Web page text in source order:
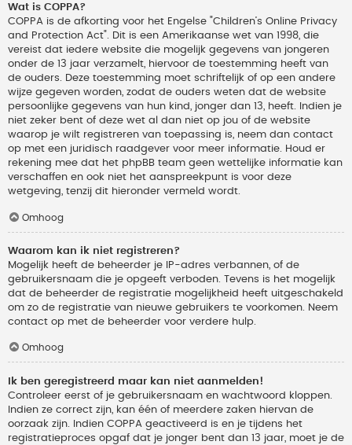
Wat is COPPA?
COPPA is de afkorting voor het Engelse "Children’s Online Privacy
and Protection Act". Dit is een Amerikaanse wet van 1998, die
vereist dat iedere website die mogelijk gegevens van jongeren
onder de 13 jaar verzamelt, hiervoor de toestemming heeft van
de ouders. Deze toestemming moet schriftelijk of op een andere
wijze gegeven worden, zodat de ouders weten dat de website
persoonlijke gegevens van hun kind, jonger dan 13, heeft. Indien je
niet zeker bent of deze wet al dan niet op jou of de website
waarop je wilt registreren van toepassing is, neem dan contact
op met een juridisch raadgever voor meer informatie. Houd er
rekening mee dat het phpBB team geen wettelijke informatie kan
verschaffen en ook niet het aanspreekpunt is voor deze
wetgeving, tenzij dit hieronder vermeld wordt.
Omhoog
Waarom kan ik niet registreren?
Mogelijk heeft de beheerder je IP-adres verbannen, of de
gebruikersnaam die je opgeeft verboden. Tevens is het mogelijk
dat de beheerder de registratie mogelijkheid heeft uitgeschakeld
om zo de registratie van nieuwe gebruikers te voorkomen. Neem
contact op met de beheerder voor verdere hulp.
Omhoog
Ik ben geregistreerd maar kan niet aanmelden!
Controleer eerst of je gebruikersnaam en wachtwoord kloppen.
Indien ze correct zijn, kan één of meerdere zaken hiervan de
oorzaak zijn. Indien COPPA geactiveerd is en je tijdens het
registratieproces opgaf dat je jonger bent dan 13 jaar, moet je de